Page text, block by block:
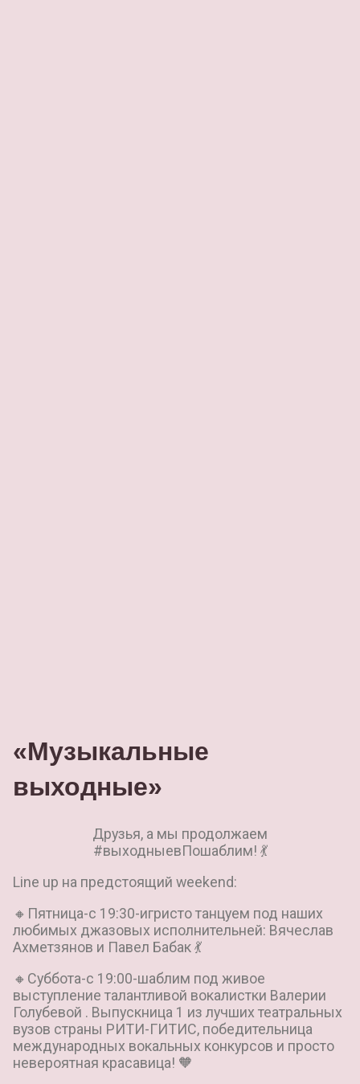
«Музыкальные
выходные»
Друзья, а мы продолжаем
#выходныевПошаблим! 💃
Line up на предстоящий weekend:
🔸Пятница-с 19:30-игристо танцуем под наших
любимых джазовых исполнительней: Вячеслав
Ахметзянов и Павел Бабак 💃
🔸Суббота-с 19:00-шаблим под живое
выступление талантливой вокалистки Валерии
Голубевой . Выпускница 1 из лучших театральных
вузов страны РИТИ-ГИТИС, победительница
международных вокальных конкурсов и просто
невероятная красавица! 🧡